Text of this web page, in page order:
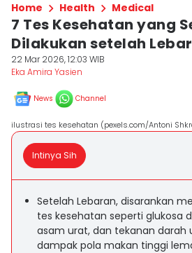
Home Health Medical
7 Tes Kesehatan yang
Dilakukan setelah
22 Mar 2026, 12:03 WIB
Eka Amira Yasien
News Channel
ilustrasi tes kesehatan (pexels.com/Antoni
Intinya Sih
Setelah Lebaran, disarankan
tes kesehatan seperti glukosa
asam urat, dan tekanan
dampak pola makan tinggi